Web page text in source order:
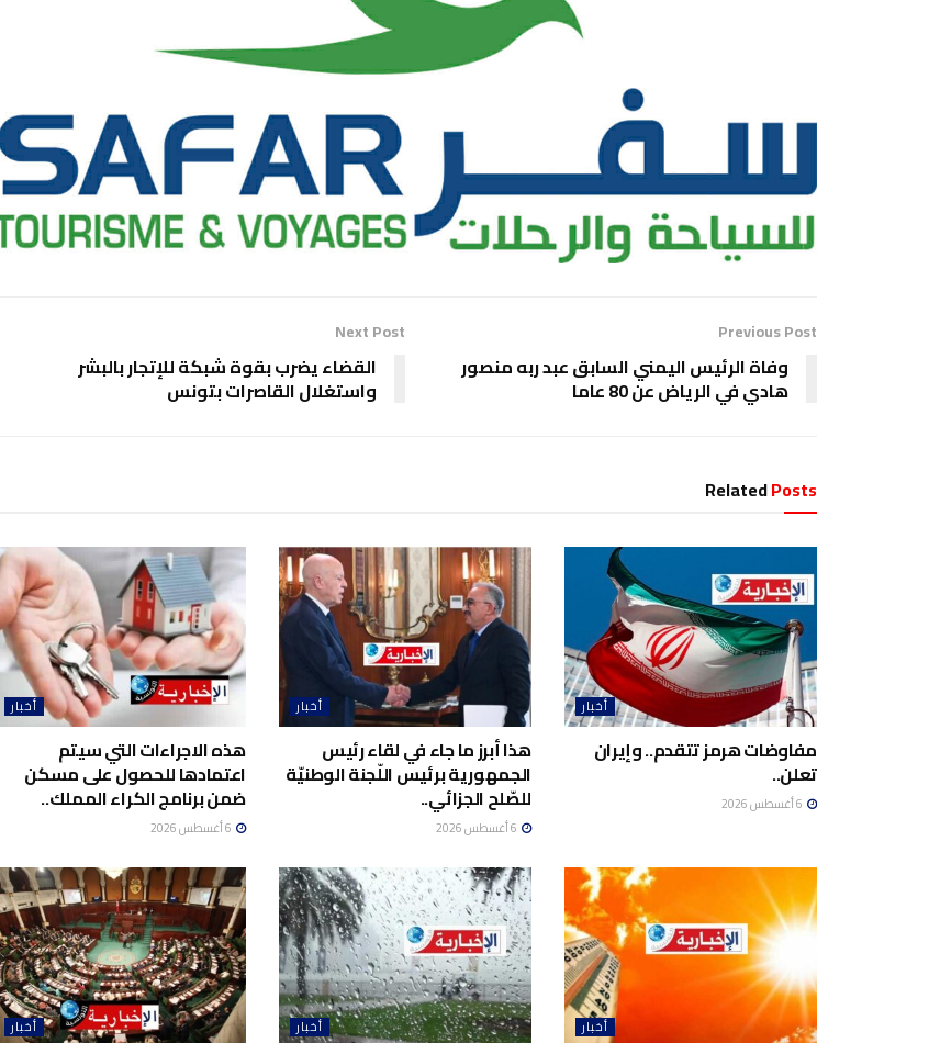
Previous Post
وفاة الرئيس اليمني السابق عبد ربه منصور
هادي في الرياض عن 80 عاما
Next Post
القضاء يضرب بقوة شبكة للإتجار بالبشر
واستغلال القاصرات بتونس
RelatedPosts
أخبار
مفاوضات هرمز تتقدم.. وإيران
تعلن..
أخبار
هذا أبرز ما جاء في لقاء رئيس
الجمهورية برئيس اللّجنة الوطنيّة
للصّلح الجزائي..
أخبار
هذه الاجراءات التي سيتم
اعتمادها للحصول على مسكن
ضمن برنامج الكراء المملك..
أخبار أخبار أخبار